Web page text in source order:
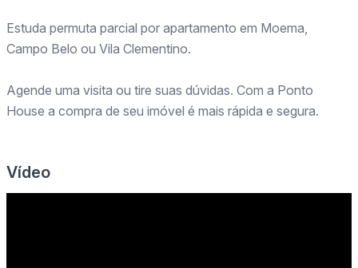
Estuda permuta parcial por apartamento em Moema,
Campo Belo ou Vila Clementino.
Agende uma visita ou tire suas dúvidas. Com a Ponto
House a compra de seu imóvel é mais rápida e segura.
Vídeo